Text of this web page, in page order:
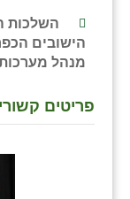
השלכות
הישובים
מנהל
פריטים